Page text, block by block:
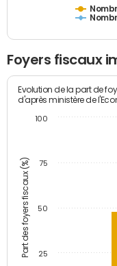
Foyers fiscaux
Part des foyers fiscaux (%)
Evolution de la part de
d'après ministère de
25
50
75
100